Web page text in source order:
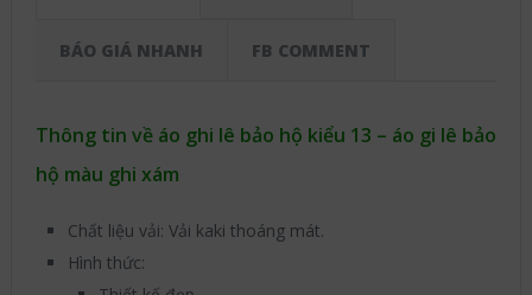
BÁO GIÁ NHANH FB COMMENT
Thông tin về áo ghi lê bảo hộ kiểu 13 – áo gi lê bảo
hộ màu ghi xám
Chất liệu vải: Vải kaki thoáng mát.
Hình thức: